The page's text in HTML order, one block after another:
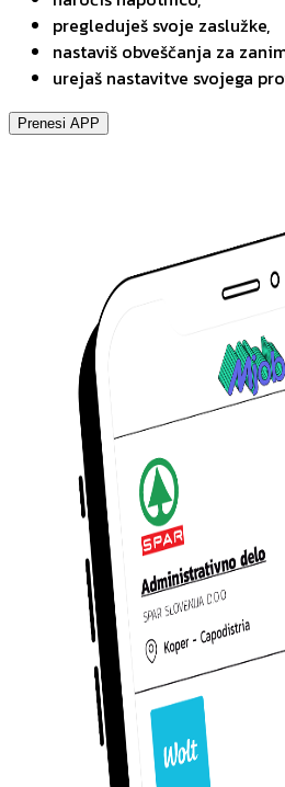
pregleduješ svoje zaslužke,
nastaviš obveščanja za
urejaš nastavitve svojega
Prenesi APP